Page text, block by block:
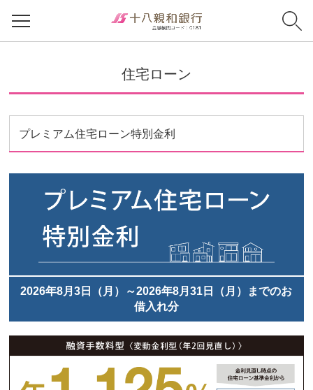
住宅ローン
プレミアム住宅ローン特別金利
2026年8月3日（月）～2026年8月31日（月）までのお
借入れ分